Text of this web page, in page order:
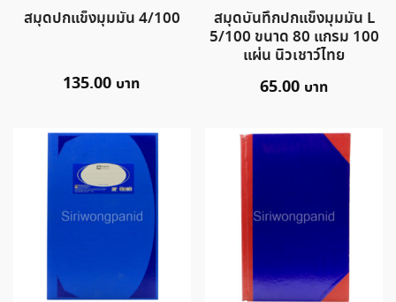
สมุดปกแข็งมุมมัน 4/100
135.00
สมุดบันทึกปกแข็งมุมมัน L
5/100 ขนาด 80 แกรม 100
แผ่น นิวเชาว์ไทย
65.00